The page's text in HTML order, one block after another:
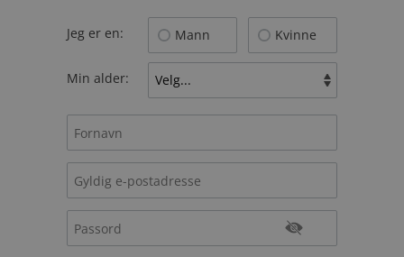
Jeg er en: Mann Kvinne
Min alder: